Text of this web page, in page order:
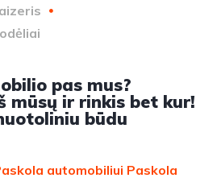
pas mus?
mūsų ir rinkis bet kur!
būdu
automobiliui Paskola